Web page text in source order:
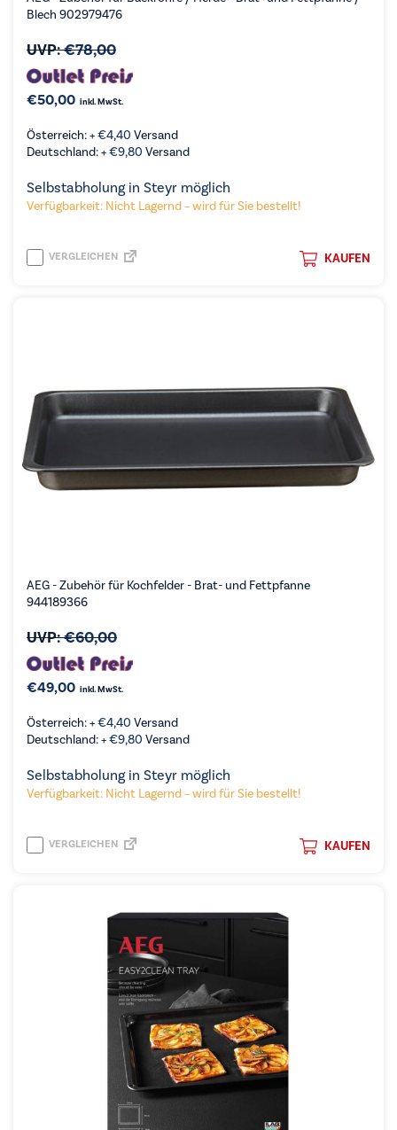
Blech 902979476
UVP:€78,00
€50,00 inkl. MwSt.
Österreich: +€4,40 Versand
Deutschland: +€9,80 Versand
Selbstabholung in Steyr möglich
Verfügbarkeit: Nicht Lagernd – wird für Sie bestellt!
KAUFEN
VERGLEICHEN
AEG - Zubehör für Kochfelder - Brat- und Fettpfanne
944189366
UVP:€60,00
€49,00 inkl. MwSt.
Österreich: +€4,40 Versand
Deutschland: +€9,80 Versand
Selbstabholung in Steyr möglich
Verfügbarkeit: Nicht Lagernd – wird für Sie bestellt!
KAUFEN
VERGLEICHEN